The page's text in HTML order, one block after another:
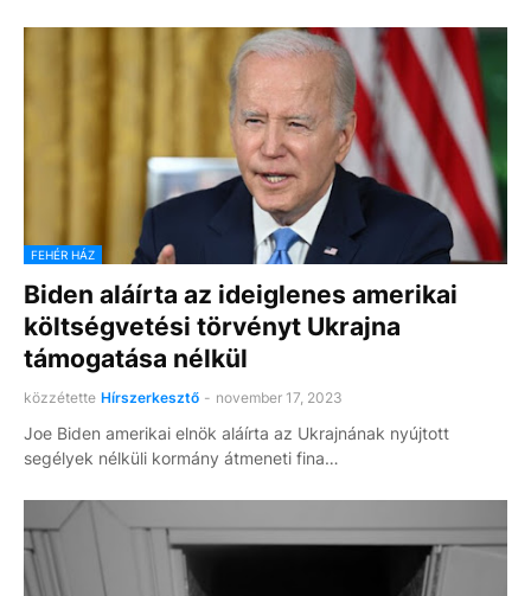
FEHÉR HÁZ
Biden aláírta az ideiglenes amerikai
költségvetési törvényt Ukrajna
támogatása nélkül
közzétette Hírszerkesztő - november 17, 2023
Joe Biden amerikai elnök aláírta az Ukrajnának nyújtott
segélyek nélküli kormány átmeneti fina…